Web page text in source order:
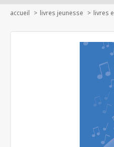
accueil livres jeunesse livres